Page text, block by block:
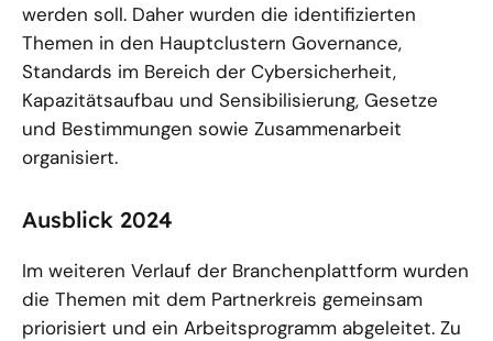
werden soll. Daher wurden die identifizierten
Themen in den Hauptclustern Governance,
Standards im Bereich der Cybersicherheit,
Kapazitätsaufbau und Sensibilisierung, Gesetze
und Bestimmungen sowie Zusammenarbeit
organisiert.
Ausblick 2024
Im weiteren Verlauf der Branchenplattform wurden
die Themen mit dem Partnerkreis gemeinsam
priorisiert und ein Arbeitsprogramm abgeleitet. Zu